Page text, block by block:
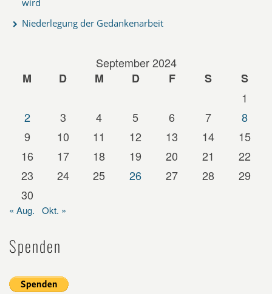
Niederlegung der Gedankenarbeit
September 2024
M
D M D F S
S
1
2
3 4 5 6 7
8
9
10 11 12 13 14
15
16
17 18 19 20 21
22
23
24 25 26 27 28
29
30
« Aug. Okt. »
Spenden